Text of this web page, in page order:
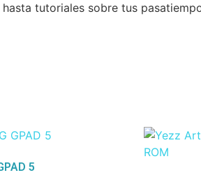
tutoriales sobre tus
5